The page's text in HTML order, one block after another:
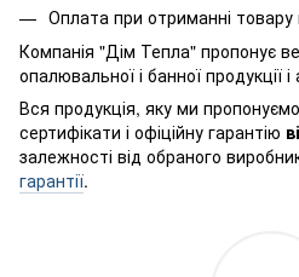
Оплата при отриманні товару
Компанія "Дім Тепла" пропонує
опалювальної і банної продукції
Вся продукція, яку ми
сертифікати і офіційну гарантію
залежності від обраного
гарантії.